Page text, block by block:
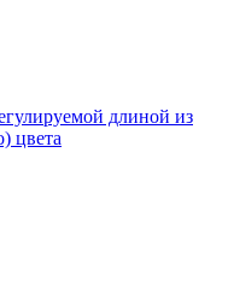
длиной из
цвета